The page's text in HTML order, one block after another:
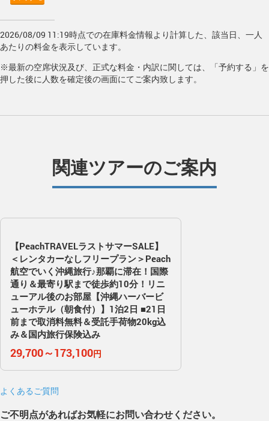
2026/08/09 11:19時点での在庫料金情報より計算した、該当日、一人
あたりの料金を表示しています。
※最新の空席状況及び、正式な料金・内訳に関しては、「予約する」を
押した後に人数を確定後の画面にてご案内致します。
関連ツアーのご案内
【PeachTRAVELラストサマーSALE】
＜レンタカーなしフリープラン＞Peach
航空でいく沖縄旅行♪那覇に滞在！国際
通り＆最寄り駅まで徒歩約10分！リニ
ューアル後のお部屋【沖縄ハーバービ
ューホテル（朝食付）】1泊2日 ■21日
前まで取消料無料＆受託手荷物20kg込
み＆国内旅行保険込み
29,700～173,100円
よくあるご質問
ご不明点があればお気軽にお問い合わせください。